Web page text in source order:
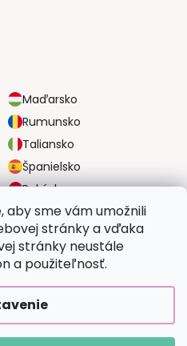
aby sme vám umožnili
stránky a vďaka
stránky neustále
a použiteľnosť.
Maďarsko
Rumunsko
Taliansko
Španielsko
Rakúsko